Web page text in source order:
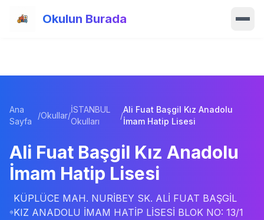
Okulun Burada
Okullar
Haberler
Blog
Hakkımızda
Ana
Sayfa
/Okullar/
İSTANBUL
Okulları
/
Ali Fuat Başgil Kız Anadolu
İmam Hatip Lisesi
Ali Fuat Başgil Kız Anadolu
İmam Hatip Lisesi
KÜPLÜCE MAH. NURİBEY SK. ALİ FUAT BAŞGİL
KIZ ANADOLU İMAM HATİP LİSESİ BLOK NO: 13/1